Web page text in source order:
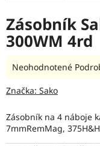
Zásobník
300WM 4rd
Zásobník na 4 náboje
7mmRemMag, 375H&H
Priemerné
produktu
0,0
z
5
Neohodnotené
Značka: Sako